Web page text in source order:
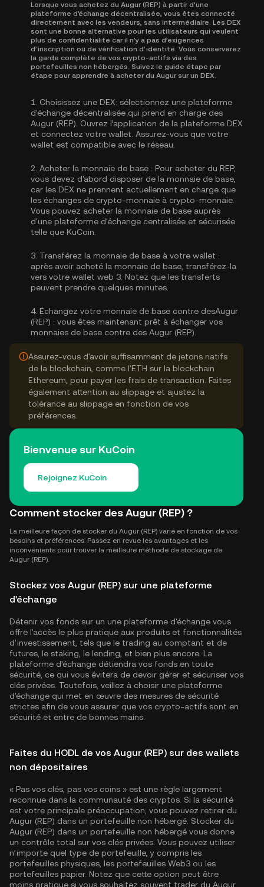
Lorsque vous achetez du Augur (REP) à partir d’une
plateforme d'échange décentralisée, vous êtes connecté
directement avec les vendeurs, sans intermédiaire. Les DEX
sont une bonne alternative pour les utilisateurs qui veulent
plus de confidentialité car il n’y a pas d’exigences
d’inscription ou de vérification d’identité. Vous conserverez
la garde complète de vos crypto-actifs via des
portefeuilles non hébergés. Suivez le guide étape par
étape pour apprendre à acheter du Augur sur un DEX.
1. Choisissez une DEX: sélectionnez une plateforme
d'échange décentralisée qui prend en charge des
Augur (REP). Ouvrez l’application de la plateforme DEX
et connectez votre wallet. Assurez-vous que votre
wallet est compatible avec le réseau.
2. Acheter la monnaie de base : Pour acheter du REP,
vous devez d'abord disposer de la monnaie de base,
car les DEX ne prennent actuellement en charge que
les échanges de crypto-monnaie à crypto-monnaie.
Vous pouvez acheter la monnaie de base auprès
d'une plateforme d'échange centralisée et sécurisée
telle que KuCoin.
3. Transférez la monnaie de base à votre wallet :
après avoir acheté la monnaie de base, transférez-la
vers votre wallet web 3. Notez que les transferts
peuvent prendre quelques minutes.
4. Échangez votre monnaie de base contre desAugur
(REP) : vous êtes maintenant prêt à échanger vos
monnaies de base contre des Augur (REP).
Assurez-vous d'avoir suffisamment de jetons natifs
de la blockchain, comme l'ETH sur la blockchain
Ethereum, pour payer les frais de transaction. Faites
également attention au slippage et ajustez la
tolérance au slippage en fonction de vos
préférences.
Bienvenue sur KuCoin
Rejoignez KuCoin
Comment stocker des Augur (REP) ?
La meilleure façon de stocker du Augur (REP) varie en fonction de vos
besoins et préférences. Passez en revue les avantages et les
inconvénients pour trouver la meilleure méthode de stockage de
Augur (REP).
Stockez vos Augur (REP) sur une plateforme
d'échange
Détenir vos fonds sur un une plateforme d'échange vous
offre l'accès le plus pratique aux produits et fonctionnalités
d'investissement, tels que le trading au comptant et de
futures, le staking, le lending, et bien plus encore. La
plateforme d'échange détiendra vos fonds en toute
sécurité, ce qui vous évitera de devoir gérer et sécuriser vos
clés privées. Toutefois, veillez à choisir une plateforme
d'échange qui met en œuvre des mesures de sécurité
strictes afin de vous assurer que vos crypto-actifs sont en
sécurité et entre de bonnes mains.
Faites du HODL de vos Augur (REP) sur des wallets
non dépositaires
« Pas vos clés, pas vos coins » est une règle largement
reconnue dans la communauté des cryptos. Si la sécurité
est votre principale préoccupation, vous pouvez retirer du
Augur (REP) dans un portefeuille non hébergé. Stocker du
Augur (REP) dans un portefeuille non hébergé vous donne
un contrôle total sur vos clés privées. Vous pouvez utiliser
n’importe quel type de portefeuille, y compris les
portefeuilles physiques, les portefeuilles Web3 ou les
portefeuilles papier. Notez que cette option peut être
moins pratique si vous souhaitez souvent trader du Augur